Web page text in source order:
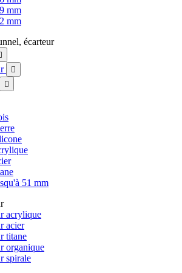
mm
mm
écarteur


51 mm
acrylique
acier
titane
organique
spirale